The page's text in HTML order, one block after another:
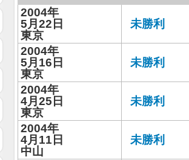
2004年
5月22日
東京
未勝利
2004年
5月16日
東京
未勝利
2004年
4月25日
東京
未勝利
2004年
4月11日
中山
未勝利